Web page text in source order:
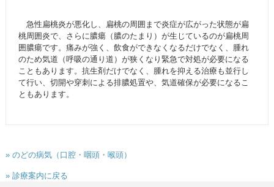
急性扁桃炎が悪化し、扁桃の周囲まで炎症が広がった状態が扁
桃周囲炎で、さらに膿瘍（膿のたまり）が生じているのが扁桃周
囲膿瘍です。痛みが強く、飲食ができなくなるだけでなく、腫れ
のため気道（呼吸の通り道）が狭くなり緊急で対処が必要になる
こともあります。抗生剤だけでなく、腫れを抑える治療も並行し
て行い、切開や穿刺による排膿処置や、気道確保が必要になるこ
ともあります。
» のどの病気（口腔・咽頭・喉頭）
» 診療案内に戻る